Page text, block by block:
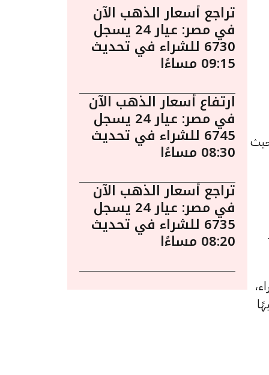
الساعة 4:45 مساءً. حيث
جنيهًا للشراء،
جنيهًا للبيع و 7190 جنيهًا
تراجع أسعار الذهب الآن
في مصر: عيار 24 يسجل
6730 للشراء في تحديث
09:15 مساءًا
ارتفاع أسعار الذهب الآن
في مصر: عيار 24 يسجل
6745 للشراء في تحديث
08:30 مساءًا
تراجع أسعار الذهب الآن
في مصر: عيار 24 يسجل
6735 للشراء في تحديث
08:20 مساءًا